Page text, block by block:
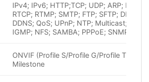
IPv4; IPv6; HTTP;TCP; UDP; ARP; RTP;
RTCP; RTMP; SMTP; FTP; SFTP; DHCP;
DDNS; QoS; UPnP; NTP; Multicast; ICMP;
IGMP; NFS; SAMBA; PPPoE; SNMP
ONVIF (Profile S/Profile G/Profile T); CGI;
Milestone